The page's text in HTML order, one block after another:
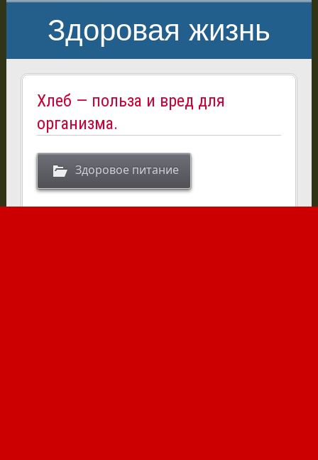
Здоровая жизнь
Хлеб — польза и вред для
организма.
Здоровое питание